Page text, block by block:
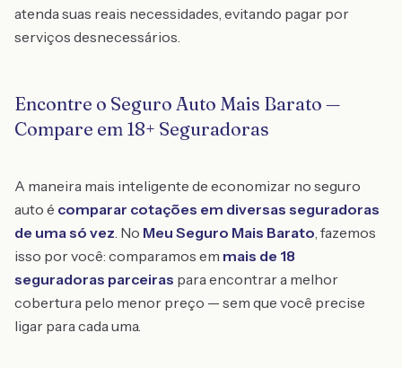
atenda suas reais necessidades, evitando pagar por
serviços desnecessários.
Encontre o Seguro Auto Mais Barato —
Compare em 18+ Seguradoras
A maneira mais inteligente de economizar no seguro
auto é comparar cotações em diversas seguradoras
de uma só vez. No Meu Seguro Mais Barato, fazemos
isso por você: comparamos em mais de 18
seguradoras parceiras para encontrar a melhor
cobertura pelo menor preço — sem que você precise
ligar para cada uma.